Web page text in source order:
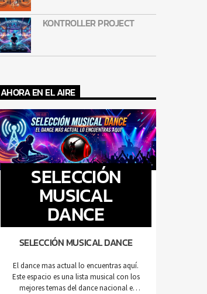
KONTROLLER PROJECT
AHORA EN EL AIRE
SELECCIÓN
MUSICAL
DANCE
SELECCIÓN MUSICAL DANCE
El dance mas actual lo encuentras aquí.
Este espacio es una lista musical con los
mejores temas del dance nacional e